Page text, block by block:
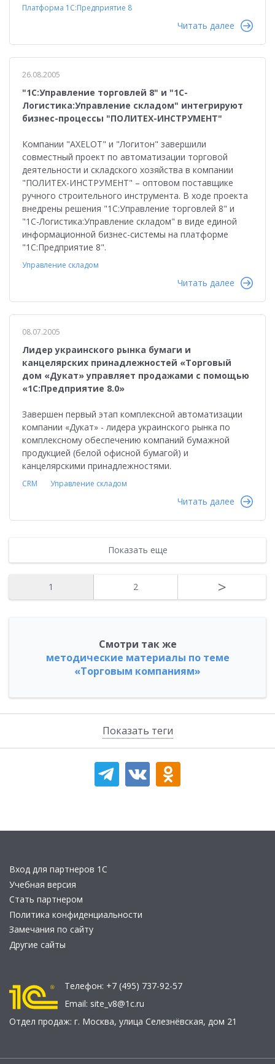
Показать теги
Платформа 1С:Предприятие 8
Читать далее
26.08.2005
"1С:Управление торговлей 8" и "1С-
Логистика:Управление складом" интегрируют
бизнес-процессы "ПОЛИТЕХ-ИНСТРУМЕНТ"
Компании "AXELOT" и "Логитон" завершили
совместный проект по автоматизации торговой
деятельности и складского хозяйства в компании
"ПОЛИТЕХ-ИНСТРУМЕНТ" – оптовом поставщике
ручного строительного инструмента. В ходе проекта
внедрены решения "1С:Управление торговлей 8" и
"1С-Логистика:Управление складом" в виде единой
информационной бизнес-системы на платформе
"1С:Предприятие 8".
Управление складом
Читать далее
08.07.2005
Лидер украинского рынка бумаги и
канцелярских принадлежностей «Торговый
дом «Дукат» управляет продажами с помощью
«1С:Предприятие 8.0»
Завершен первый этап комплексной автоматизации
компании «Дукат» - лидера украинского рынка по
комплексному обеспечению компаний бумажной
продукцией (белой офисной бумагой) и
канцелярскими принадлежностями.
CRM Управление складом
Читать далее
Показать еще
1 2 >
Смотри так же
методические материалы по теме
«Торговым компаниям»
Вход для партнеров 1С
Учебная версия
Стать партнером
Политика конфиденциальности
Замечания по сайту
Другие сайты
Телефон: +7 (495) 737-92-57
Email: site_v8@1c.ru
Отдел продаж: г. Москва, улица Селезнёвская, дом 21